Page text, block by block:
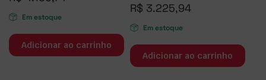
Em estoque
Adicionar ao carrinho
R$ 3.225,94
Em estoque
Adicionar ao carrinho